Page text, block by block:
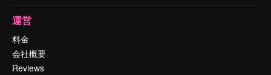
運営
料金
会社概要
Reviews